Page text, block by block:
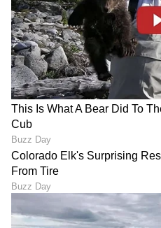
RECOMMENDED STORIES